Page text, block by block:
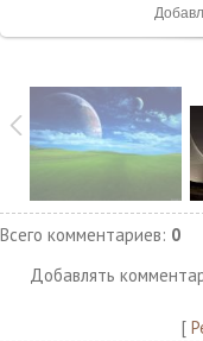
Всего комментариев: 0
Добавлять
[